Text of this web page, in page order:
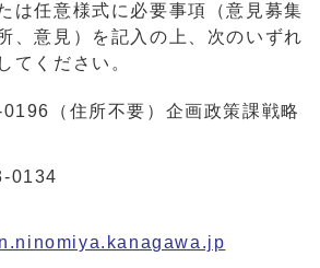
は任意様式に必要事項（意見募集
、意見）を記入の上、次のいずれ
てください。
（住所不要）企画政策課戦略